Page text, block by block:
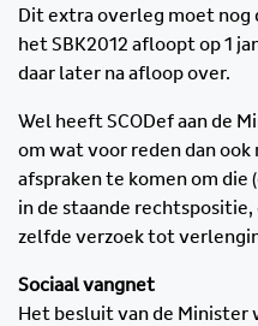
Dit extra overleg moet
het SBK2012 afloopt op 1
daar later na afloop over.
Wel heeft SCODef aan de
om wat voor reden dan
afspraken te komen om die
in de staande
zelfde verzoek tot
Sociaal vangnet
Het besluit van de